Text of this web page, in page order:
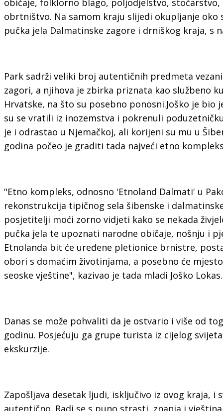
obrtništvo. Na samom kraju slijedi okupljanje oko
pučka jela Dalmatinske zagore i drniškog kraja, s
Park sadrži veliki broj autentičnih predmeta
zagori, a njihova je zbirka priznata kao službeno
Hrvatske, na što su posebno ponosni.Joško je
su se vratili iz inozemstva i pokrenuli
je i odrastao u Njemačkoj, ali korijeni su mu u
godina počeo je graditi tada najveći etno
"Etno kompleks, odnosno 'Etnoland Dalmati' u
rekonstrukcija tipičnog sela šibenske i
posjetitelji moći zorno vidjeti kako se nekada
pučka jela te upoznati narodne običaje, nošnju i
Etnolanda bit će uređene pletionice brnistre,
obori s domaćim životinjama, a posebno će
seoske vještine", kazivao je tada mladi Joško Lokas.
Danas se može pohvaliti da je ostvario i više od
godinu. Posjećuju ga grupe turista iz cijelog
ekskurzije.
Zapošljava desetak ljudi, isključivo iz ovog kraja, i
autentično. Radi se s puno strasti, znanja i